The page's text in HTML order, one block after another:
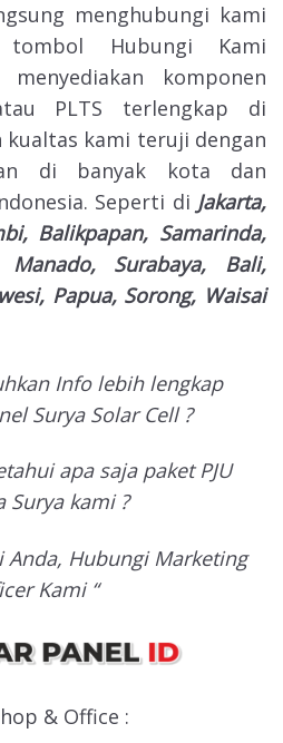
menghubungi kami
tombol Hubungi Kami
komponen
PLTS terlengkap di
kualtas kami teruji dengan
di banyak kota dan
Seperti di Jakarta,
Balikpapan, Samarinda,
Manado, Surabaya, Bali,
Papua, Sorong, Waisai
Info lebih lengkap
Surya Solar Cell ?
apa saja paket PJU
Surya kami ?
Anda, Hubungi Marketing
Kami “
& Office :